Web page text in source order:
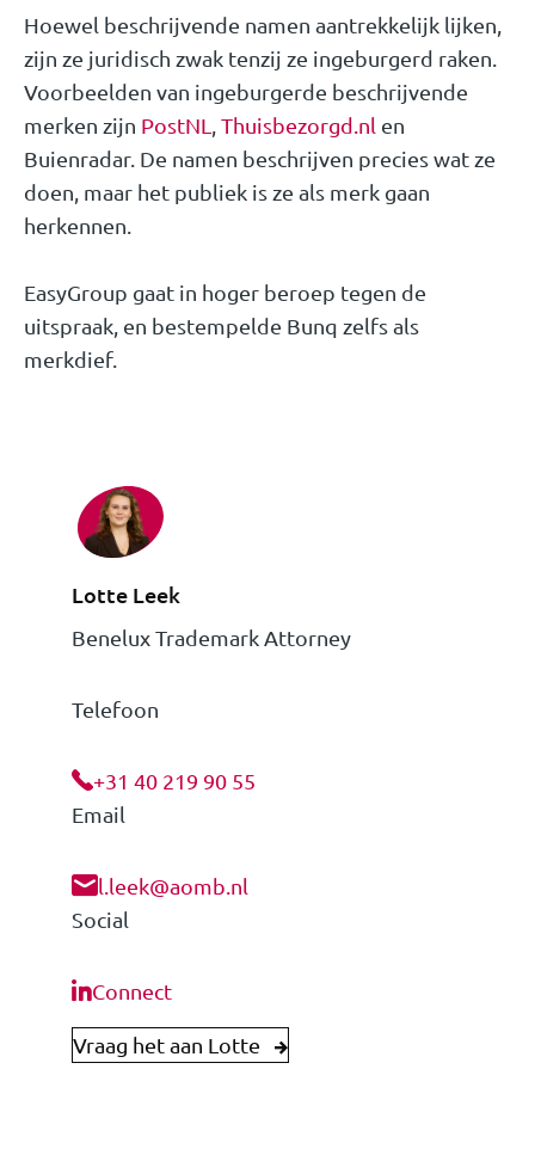
Hoewel beschrijvende namen aantrekkelijk lijken,
zijn ze juridisch zwak tenzij ze ingeburgerd raken.
Voorbeelden van ingeburgerde beschrijvende
merken zijn PostNL Thuisbezorgd.nl en
Buienradar. De namen beschrijven precies wat ze
doen, maar het publiek is ze als merk gaan
herkennen.
EasyGroup gaat in hoger beroep tegen de
uitspraak, en bestempelde Bunq zelfs als
merkdief.
Lotte Leek
Benelux Trademark Attorney
Telefoon
+31 40 219 90 55
Email
l.leek@aomb.nl
Social
Connect
Vraag het aan Lotte